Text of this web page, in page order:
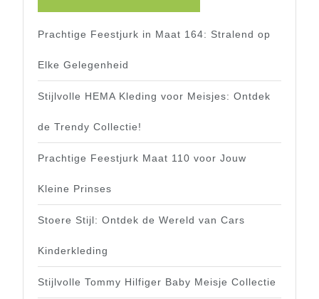
Prachtige Feestjurk in Maat 164: Stralend op
Elke Gelegenheid
Stijlvolle HEMA Kleding voor Meisjes: Ontdek
de Trendy Collectie!
Prachtige Feestjurk Maat 110 voor Jouw
Kleine Prinses
Stoere Stijl: Ontdek de Wereld van Cars
Kinderkleding
Stijlvolle Tommy Hilfiger Baby Meisje Collectie